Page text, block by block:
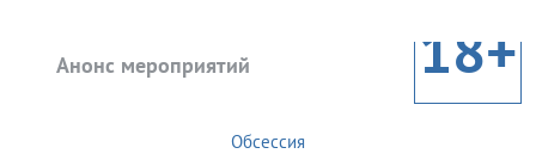
Анонс мероприятий 18+
Обсессия